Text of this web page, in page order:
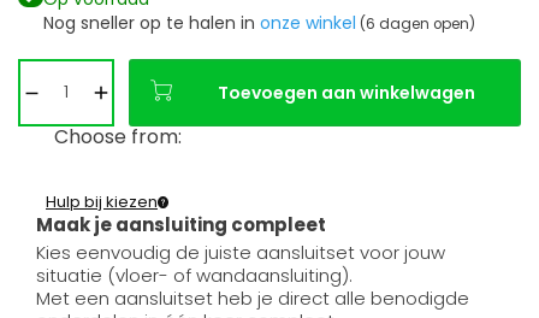
Nog sneller op te halen in onze winkel (6 dagen open)
Toevoegen aan winkelwagen
Choose from:
Maak je aansluiting compleet
Hulp bij kiezen
Kies eenvoudig de juiste aansluitset voor jouw
situatie (vloer- of wandaansluiting).
Met een aansluitset heb je direct alle benodigde